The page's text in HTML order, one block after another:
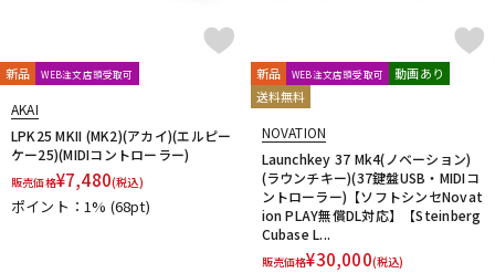
新品 WEB注文店頭受取可
AKAI
LPK25 MKII (MK2)(アカイ)(エルピー
ケー25)(MIDIコントローラー)
販売価格¥7,480(税込)
ポイント：1% (68pt)
新品 WEB注文店頭受取可
動画あり
送料無料
NOVATION
Launchkey 37 Mk4(ノベーション)
(ラウンチキー)(37鍵盤USB・MIDIコ
ントローラー)【ソフトシンセNovat
ion PLAY無償DL対応】【Steinberg
Cubase L...
販売価格¥30,000(税込)